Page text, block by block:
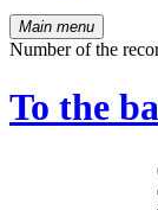
Main menu
Number of the
To the